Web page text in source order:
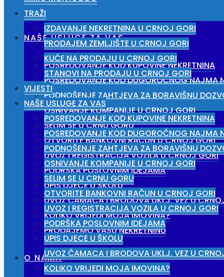
NAŠE USLUGE ZA VAS
POSREDOVANJE KOD KUPOVINE NEKRETNINA
POSREDOVANJE KOD DUGOROČNOG NAJMA
PODNOŠENJE ZAHTJEVA ZA BORAVIŠNU
OSNIVANJE KOMPANIJE U CRNOJ GORI
SELIM SE U CRNU GORU
OTVORITE BANKOVNI RAČUN U CRNOJ GORI
UVOZ I REGISTRACIJA VOZILA U CRNOJ GORI
PODRŠKA POSLOVNIM IDEJAMA
UPIS DJECE U ŠKOLU
UVOZ ČAMACA I BRODOVA UKLJ. VEZ U
KOLIKO VRIJEDI MOJA IMOVINA?
PRODAJEMO VAŠU NEKRETNINU
O NAMA
TRAŽI
IZDAVANJE NEKRETNINA U CRNOJ GORI
PRODAJEM ZEMLJIŠTE U CRNOJ GORI
KUĆE NA PRODAJU U CRNOJ GORI
STANOVI NA PRODAJU U CRNOJ GORI
VIJESTI
NAŠE USLUGE ZA VAS
POSREDOVANJE KOD KUPOVINE NEKRETNINA
POSREDOVANJE KOD DUGOROČNOG NAJMA
PODNOŠENJE ZAHTJEVA ZA BORAVIŠNU
OSNIVANJE KOMPANIJE U CRNOJ GORI
SELIM SE U CRNU GORU
OTVORITE BANKOVNI RAČUN U CRNOJ GORI
UVOZ I REGISTRACIJA VOZILA U CRNOJ GORI
PODRŠKA POSLOVNIM IDEJAMA
UPIS DJECE U ŠKOLU
UVOZ ČAMACA I BRODOVA UKLJ. VEZ U
KOLIKO VRIJEDI MOJA IMOVINA?